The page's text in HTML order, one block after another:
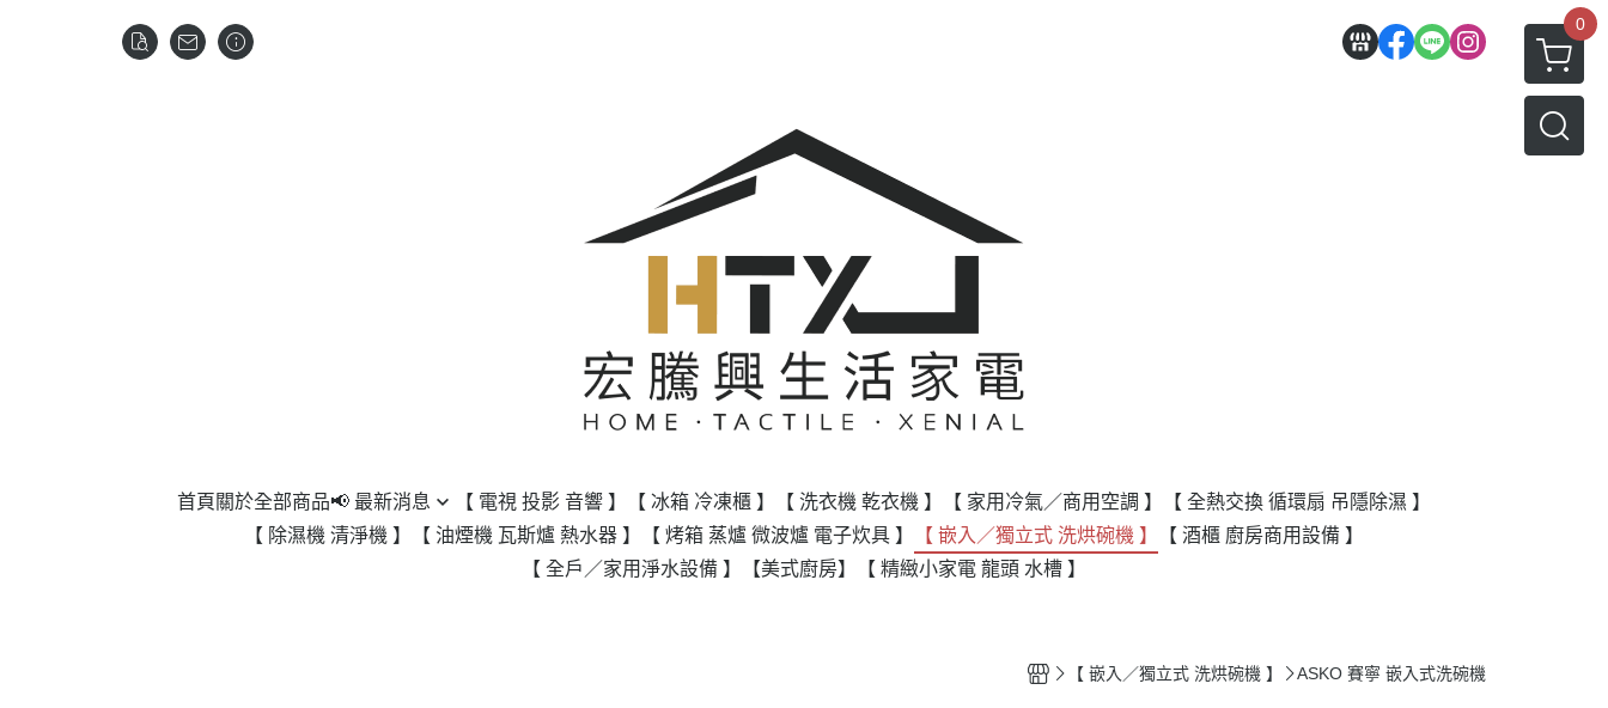
0
首頁 關於全部商品📢 最新消息 【 電視 投影 音響 】 【 冰箱 冷凍櫃 】 【 洗衣機 乾衣機 】 【 家用冷氣／商用空調 】
【 全熱交換 循環扇 吊隱除濕 】
【 除濕機 清淨機 】
【 油煙機 瓦斯爐 熱水器 】 【 烤箱 蒸爐 微波爐 電子炊具 】 【 嵌入／獨立式 洗烘碗機 】
【 酒櫃 廚房商用設備 】
【 全戶／家用淨水設備 】
【美式廚房】 【 精緻小家電 龍頭 水槽 】
【 嵌入／獨立式 洗烘碗機 】 ASKO 賽寧 嵌入式洗碗機